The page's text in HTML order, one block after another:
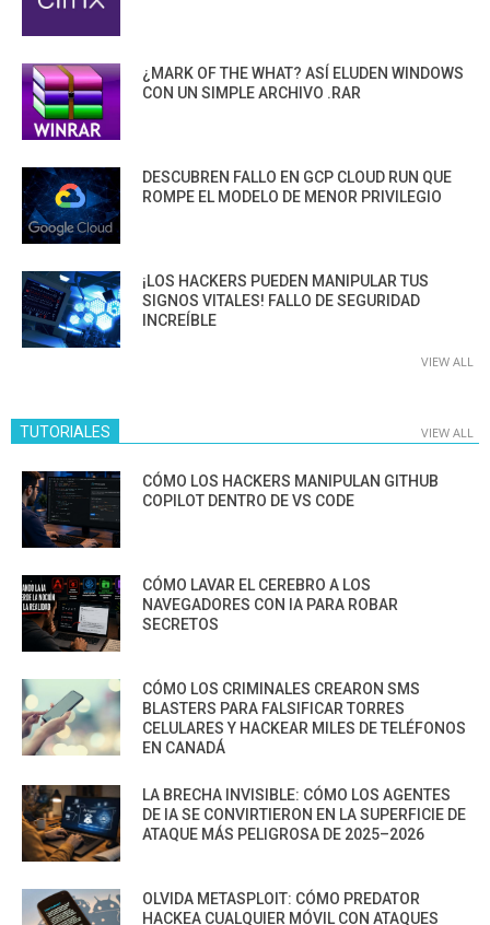
¿MARK OF THE WHAT? ASÍ ELUDEN WINDOWS
CON UN SIMPLE ARCHIVO .RAR
DESCUBREN FALLO EN GCP CLOUD RUN QUE
ROMPE EL MODELO DE MENOR PRIVILEGIO
¡LOS HACKERS PUEDEN MANIPULAR TUS
SIGNOS VITALES! FALLO DE SEGURIDAD
INCREÍBLE
VIEW ALL
TUTORIALES VIEW ALL
CÓMO LOS HACKERS MANIPULAN GITHUB
COPILOT DENTRO DE VS CODE
CÓMO LAVAR EL CEREBRO A LOS
NAVEGADORES CON IA PARA ROBAR
SECRETOS
CÓMO LOS CRIMINALES CREARON SMS
BLASTERS PARA FALSIFICAR TORRES
CELULARES Y HACKEAR MILES DE TELÉFONOS
EN CANADÁ
LA BRECHA INVISIBLE: CÓMO LOS AGENTES
DE IA SE CONVIRTIERON EN LA SUPERFICIE DE
ATAQUE MÁS PELIGROSA DE 2025–2026
OLVIDA METASPLOIT: CÓMO PREDATOR
HACKEA CUALQUIER MÓVIL CON ATAQUES